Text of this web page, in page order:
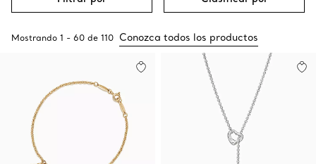
Mostrando 1 - 60 de 110 Conozca todos los productos